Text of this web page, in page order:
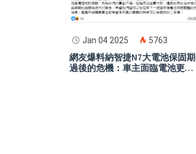
Jan 04 2025 5763
網友爆料納智捷N7大電池保固期
過後的危機：車主面臨電池更換